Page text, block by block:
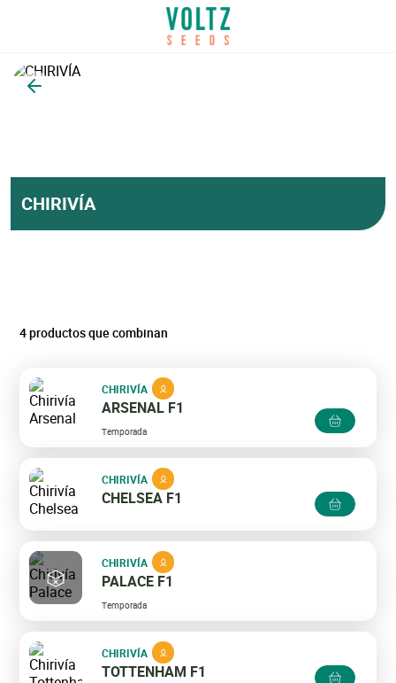
Volver
CHIRIVÍA
4 productos que combinan
CHIRIVÍA
ARSENAL F1
Temporada
CHIRIVÍA
CHELSEA F1
CHIRIVÍA
PALACE F1
Temporada
CHIRIVÍA
TOTTENHAM F1